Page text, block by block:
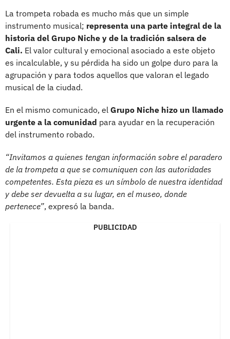
La trompeta robada es mucho más que un simple
instrumento musical; representa una parte integral de la
historia del Grupo Niche y de la tradición salsera de
Cali. El valor cultural y emocional asociado a este objeto
es incalculable, y su pérdida ha sido un golpe duro para la
agrupación y para todos aquellos que valoran el legado
musical de la ciudad.
En el mismo comunicado, el Grupo Niche hizo un llamado
urgente a la comunidad para ayudar en la recuperación
del instrumento robado.
“Invitamos a quienes tengan información sobre el paradero
de la trompeta a que se comuniquen con las autoridades
competentes. Esta pieza es un símbolo de nuestra identidad
y debe ser devuelta a su lugar, en el museo, donde
pertenece”, expresó la banda.
PUBLICIDAD